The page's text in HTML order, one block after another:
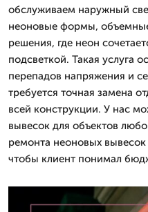
обслуживаем наружный
неоновые формы,
решения, где неон
подсветкой. Такая услуга
перепадов напряжения и
требуется точная замена
всей конструкции. У нас
вывесок для объектов
ремонта неоновых вывесок
чтобы клиент понимал